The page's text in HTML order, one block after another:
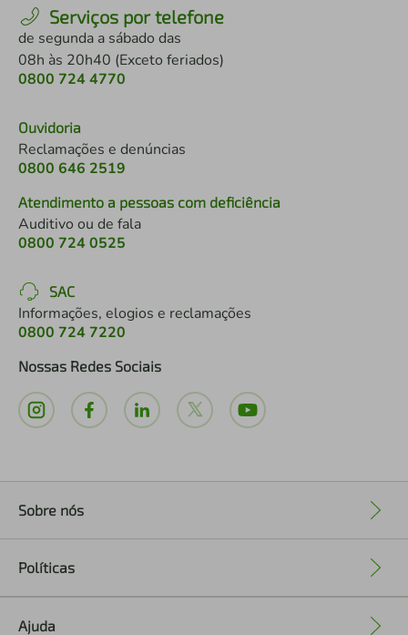
Serviços por telefone
de segunda a sábado das
08h às 20h40 (Exceto feriados)
0800 724 4770
Ouvidoria
Reclamações e denúncias
0800 646 2519
Atendimento a pessoas com deficiência
Auditivo ou de fala
0800 724 0525
SAC
Informações, elogios e reclamações
0800 724 7220
Nossas Redes Sociais
Sobre nós
Políticas
Ajuda